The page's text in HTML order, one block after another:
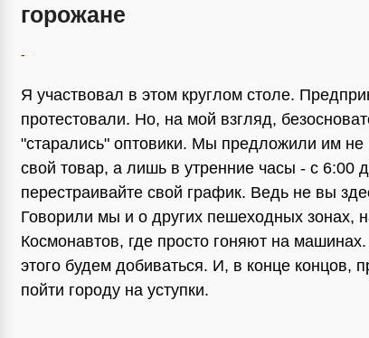
горожане
-
Я участвовал в этом круглом столе.
протестовали. Но, на мой взгляд,
"старались" оптовики. Мы предложили им не
свой товар, а лишь в утренние часы - с 6:00
перестраивайте свой график. Ведь не вы
Говорили мы и о других пешеходных зонах,
Космонавтов, где просто гоняют на
этого будем добиваться. И, в конце концов,
пойти городу на уступки.